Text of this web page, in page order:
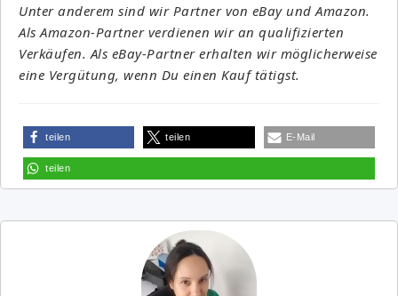
Unter anderem sind wir Partner von eBay und Amazon.
Als Amazon-Partner verdienen wir an qualifizierten
Verkäufen. Als eBay-Partner erhalten wir möglicherweise
eine Vergütung, wenn Du einen Kauf tätigst.
teilen teilen E-Mail
teilen